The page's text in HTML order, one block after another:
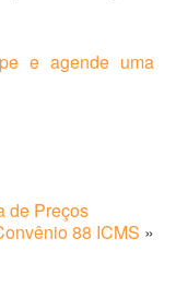
e agende uma
de Preços
88 ICMS »